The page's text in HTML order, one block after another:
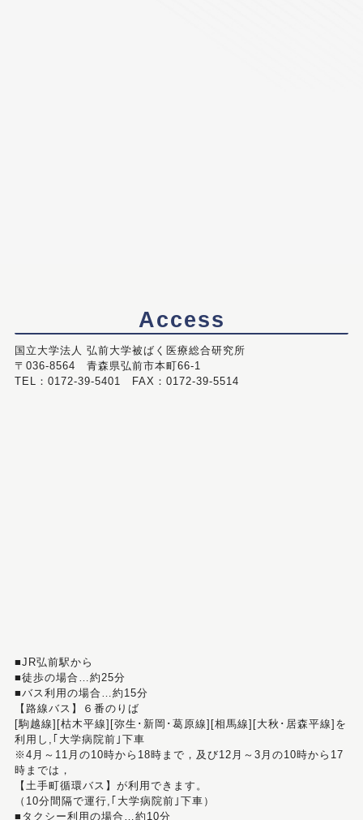
Access
国立大学法人 弘前大学被ばく医療総合研究所
〒036-8564 青森県弘前市本町66-1
TEL：0172-39-5401 FAX：0172-39-5514
■JR弘前駅から
■徒歩の場合…約25分
■バス利用の場合…約15分
【路線バス】６番のりば
[駒越線][枯木平線][弥生･新岡･葛原線][相馬線][大秋･居森平線]を
利用し,｢大学病院前｣下車
※4月～11月の10時から18時まで，及び12月～3月の10時から17
時までは，
【土手町循環バス】が利用できます。
（10分間隔で運行,｢大学病院前｣下車）
■タクシー利用の場合…約10分